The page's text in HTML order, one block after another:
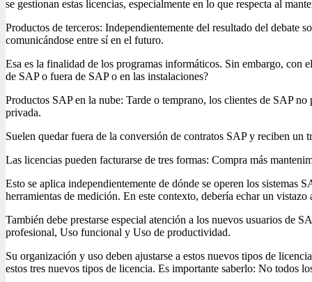
se gestionan estas licencias, especialmente en lo que respecta al
Productos de terceros: Independientemente del resultado del debate
comunicándose entre sí en el futuro.
Esa es la finalidad de los programas informáticos. Sin embargo, con
de SAP o fuera de SAP o en las instalaciones?
Productos SAP en la nube: Tarde o temprano, los clientes de SAP
privada.
Suelen quedar fuera de la conversión de contratos SAP y reciben
Las licencias pueden facturarse de tres formas: Compra más
Esto se aplica independientemente de dónde se operen los sistemas
herramientas de medición. En este contexto, debería echar un
También debe prestarse especial atención a los nuevos usuarios de
profesional, Uso funcional y Uso de productividad.
Su organización y uso deben ajustarse a estos nuevos tipos de
estos tres nuevos tipos de licencia. Es importante saberlo: No todos